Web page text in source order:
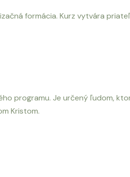
formácia. Kurz vytvára
programu. Je určený ľudom,
Kristom.